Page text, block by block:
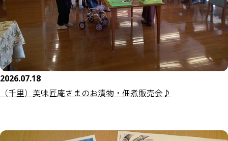
2026.07.18
（千里）美味匠庵さまのお漬物・佃煮販売会♪